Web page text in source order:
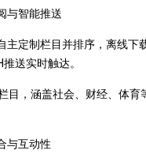
与智能推送
主定制栏目并排序，离线下
送实时触达。
目，涵盖社会、财经、体育
与互动性